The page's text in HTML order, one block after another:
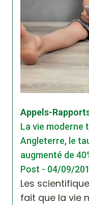
Appels-
La vie moderne
Angleterre, le
augmenté de
Post - 04/09/
Les
fait que la vie